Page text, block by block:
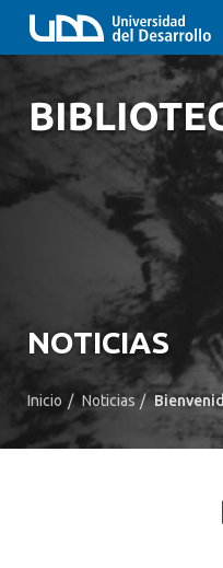
NOTICIAS
Inicio / Noticias /